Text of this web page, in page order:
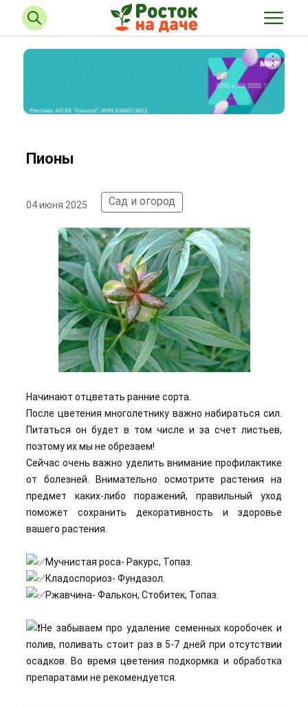
Пионы
04 июня 2025 Сад и огород
Начинают отцветать ранние сорта.
После цветения многолетнику важно набираться сил.
Питаться он будет в том числе и за счет листьев,
поэтому их мы не обрезаем!
Сейчас очень важно уделить внимание профилактике
от болезней. Внимательно осмотрите растения на
предмет каких-либо поражений, правильный уход
поможет сохранить декоративность и здоровье
вашего растения.
Мучнистая роса- Ракурс, Топаз.
Кладоспориоз- Фундазол.
Ржавчина- Фалькон, Стобитек, Топаз.
Не забываем про удаление семенных коробочек и
полив, поливать стоит раз в 5-7 дней при отсутствии
осадков. Во время цветения подкормка и обработка
препаратами не рекомендуется.